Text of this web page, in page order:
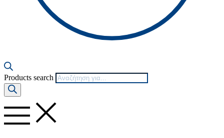
Products search